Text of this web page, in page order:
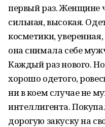
первый раз. Женщине
сильная, высокая.
косметики,
она снимала себе
Каждый раз нового. Но
хорошо одетого,
ни в коем случае не
интеллигента.
дорогую закуску на